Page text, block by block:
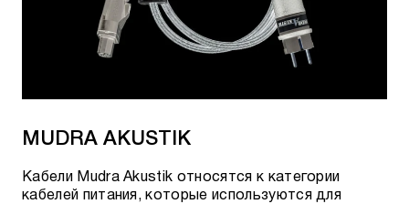
MUDRA AKUSTIK
Кабели Mudra Akustik относятся к категории
кабелей питания, которые используются для